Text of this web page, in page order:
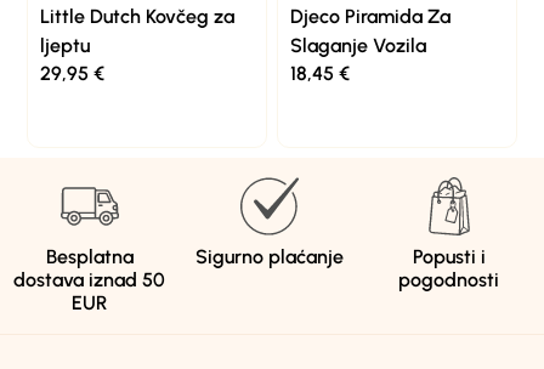
Little Dutch Kovčeg za
ljeptu
29,95€
Djeco Piramida Za
Slaganje Vozila
18,45 €
Besplatna
dostava iznad 50
EUR
Sigurno plaćanje
Popusti i
pogodnosti